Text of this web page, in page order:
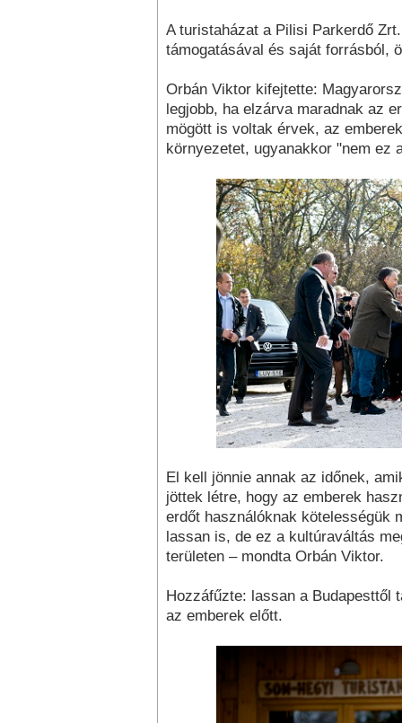
A turistaházat a Pilisi Parkerdő
támogatásával és saját forrásból,
Orbán Viktor kifejtette:
legjobb, ha elzárva maradnak az
mögött is voltak érvek, az
környezetet, ugyanakkor "nem ez
El kell jönnie annak az időnek,
jöttek létre, hogy az emberek
erdőt használóknak kötelességük
lassan is, de ez a kultúraváltás
területen – mondta Orbán Viktor.
Hozzáfűzte: lassan a Budapesttől
az emberek előtt.